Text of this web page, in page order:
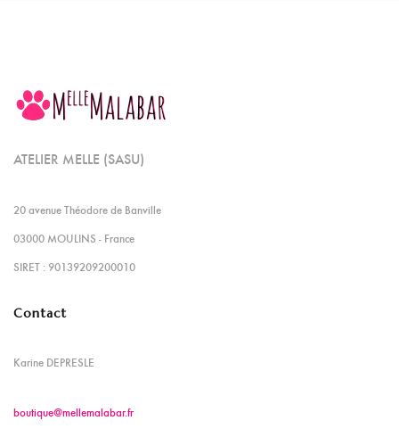
ATELIER MELLE (SASU)
20 avenue Théodore de Banville
03000 MOULINS - France
SIRET : 90139209200010
Contact
Karine DEPRESLE
boutique@mellemalabar.fr